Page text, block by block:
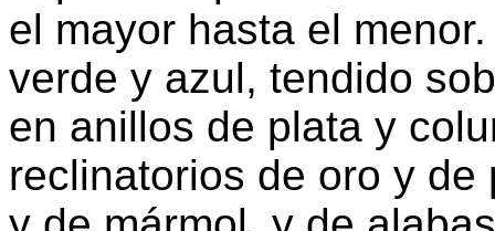
el mayor hasta el
verde y azul, tendido
en anillos de plata y
reclinatorios de oro y